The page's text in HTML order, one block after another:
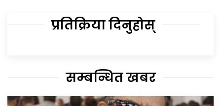
प्रतिक्रिया दिनुहोस्
सम्बन्धित खबर